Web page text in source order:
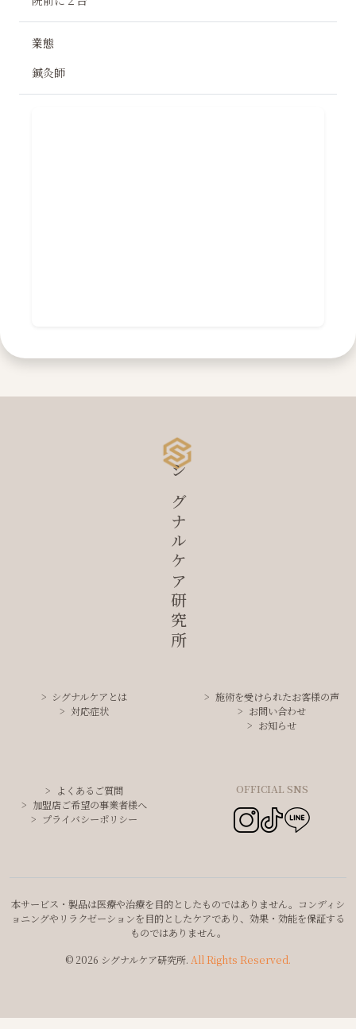
業態
鍼灸師
シグナルケア研究所
シグナルケアとは
対応症状
施術を受けられたお客様の声
お問い合わせ
お知らせ
よくあるご質問
加盟店ご希望の事業者様へ
プライバシーポリシー
OFFICIAL SNS
本サービス・製品は医療や治療を目的としたものではありません。コンディシ
ョニングやリラクゼーションを目的としたケアであり、効果・効能を保証する
ものではありません。
© 2026 シグナルケア研究所. All Rights Reserved.